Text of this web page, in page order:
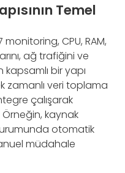
Temel
CPU, RAM,
ağ trafiğini ve
bir yapı
zamanlı veri toplama
çalışarak
Örneğin, kaynak
otomatik
müdahale